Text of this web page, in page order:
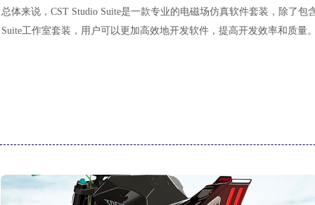
总体来说， CST Studio Suite是一款专业的电磁场仿真软件套装，除了
Suite工作室套装，用户可以更加高效地开发软件，提高开发效率和质量